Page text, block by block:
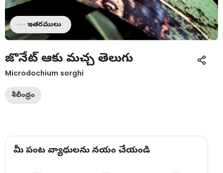
ఇతరములు
జొనేట్ ఆకు మచ్చ తెలుగు
Microdochium sorghi
శీలీంధ్రం
మీ పంట వ్యాధులను నయం చేయండి